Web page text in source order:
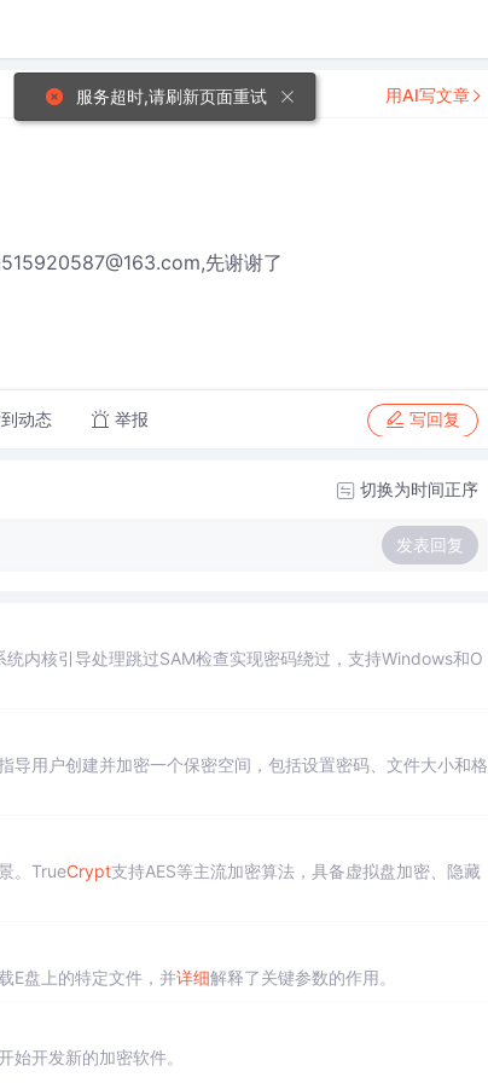
先谢谢了
动态 举报 写回复
用AI写文章
切换为时间正序
发表回复
内核引导处理跳过SAM检查实现密码绕过，支持Windows和O
导用户创建并加密一个保密空间，包括设置密码、文件大小和格
。TrueCrypt支持AES等主流加密算法，具备虚拟盘加密、隐藏
E盘上的特定文件，并详细解释了关键参数的作用。
开发新的加密软件。
服务超时,请刷新页面重试